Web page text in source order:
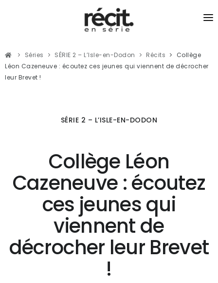
RÉCITS
Séries SÉRIE 2 – L’Isle-en-Dodon Récits
Collège
Léon Cazeneuve : écoutez ces jeunes qui viennent de décrocher
leur Brevet !
SÉRIE 2 – L’ISLE-EN-DODON
Collège Léon
Cazeneuve : écoutez
ces jeunes qui
viennent de
décrocher leur Brevet
!